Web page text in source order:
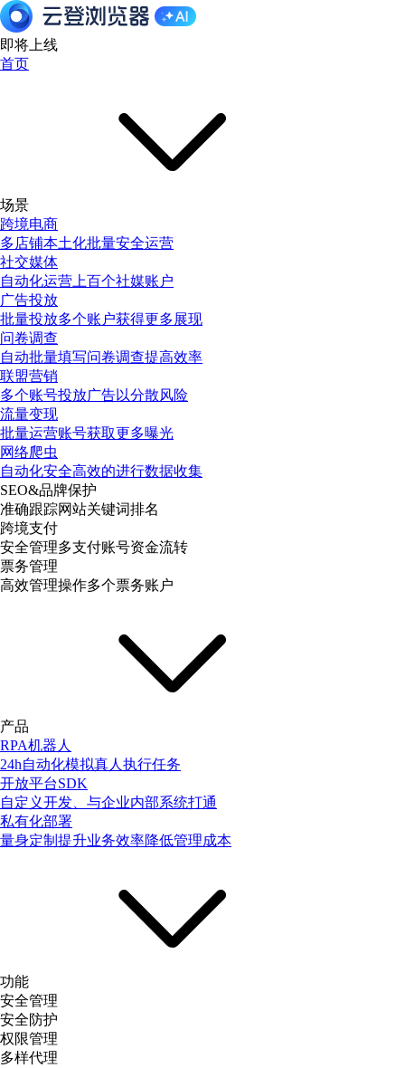
即将上线
首页
场景
跨境电商
多店铺本土化批量安全运营
社交媒体
自动化运营上百个社媒账户
广告投放
批量投放多个账户获得更多展现
问卷调查
自动批量填写问卷调查提高效率
联盟营销
多个账号投放广告以分散风险
流量变现
批量运营账号获取更多曝光
网络爬虫
自动化安全高效的进行数据收集
SEO&品牌保护
准确跟踪网站关键词排名
跨境支付
安全管理多支付账号资金流转
票务管理
高效管理操作多个票务账户
产品
RPA机器人
24h自动化模拟真人执行任务
开放平台SDK
自定义开发、与企业内部系统打通
私有化部署
量身定制提升业务效率降低管理成本
功能
安全管理
安全防护
权限管理
多样代理